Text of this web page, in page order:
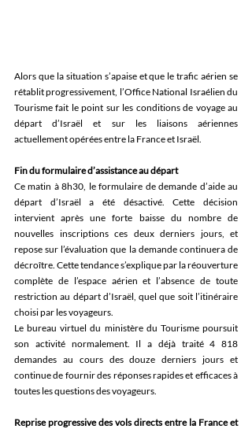
Alors que la situation s’apaise et que le trafic aérien se
rétablit progressivement, l’Office National Israélien du
Tourisme fait le point sur les conditions de voyage au
départ d’Israël et sur les liaisons aériennes
actuellement opérées entre la France et Israël.
Fin du formulaire d’assistance au départ
Ce matin à 8h30, le formulaire de demande d’aide au
départ d’Israël a été désactivé. Cette décision
intervient après une forte baisse du nombre de
nouvelles inscriptions ces deux derniers jours, et
repose sur l’évaluation que la demande continuera de
décroître. Cette tendance s’explique par la réouverture
complète de l’espace aérien et l’absence de toute
restriction au départ d’Israël, quel que soit l’itinéraire
choisi par les voyageurs.
Le bureau virtuel du ministère du Tourisme poursuit
son activité normalement. Il a déjà traité 4 818
demandes au cours des douze derniers jours et
continue de fournir des réponses rapides et efficaces à
toutes les questions des voyageurs.
Reprise progressive des vols directs entre la France et